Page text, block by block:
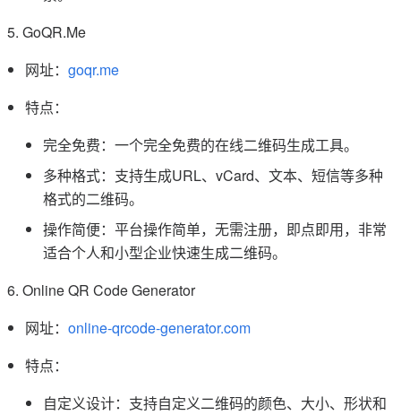
5. GoQR.Me
网址： goqr.me
特点：
完全免费：一个完全免费的在线二维码生成工具。
多种格式：支持生成URL、vCard、文本、短信等多种
格式的二维码。
操作简便：平台操作简单，无需注册，即点即用，非常
适合个人和小型企业快速生成二维码。
6. Online QR Code Generator
网址： online-qrcode-generator.com
特点：
自定义设计：支持自定义二维码的颜色、大小、形状和